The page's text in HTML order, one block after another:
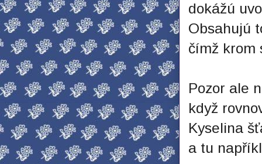
dokážú
Obsahujú
čímž krom
Pozor ale
když
Kyselina
a tu